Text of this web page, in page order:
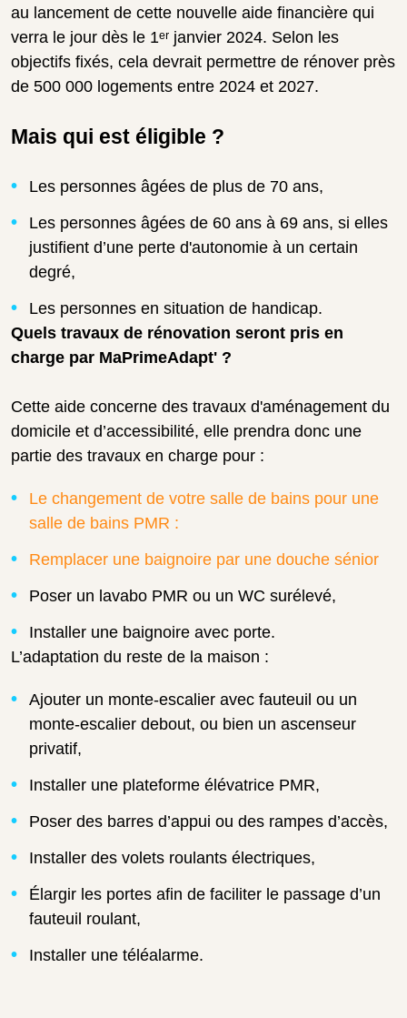
au lancement de cette nouvelle aide financière qui
verra le jour dès le 1ᵉʳ janvier 2024. Selon les
objectifs fixés, cela devrait permettre de rénover près
de 500 000 logements entre 2024 et 2027.
Mais qui est éligible ?
Les personnes âgées de plus de 70 ans,
Les personnes âgées de 60 ans à 69 ans, si elles
justifient d’une perte d'autonomie à un certain
degré,
Les personnes en situation de handicap.
Quels travaux de rénovation seront pris en
charge par MaPrimeAdapt' ?
Cette aide concerne des travaux d'aménagement du
domicile et d’accessibilité, elle prendra donc une
partie des travaux en charge pour :
Le changement de votre salle de bains pour une
salle de bains PMR :
Remplacer une baignoire par une douche sénior
Poser un lavabo PMR ou un WC surélevé,
Installer une baignoire avec porte.
L’adaptation du reste de la maison :
Ajouter un monte-escalier avec fauteuil ou un
monte-escalier debout, ou bien un ascenseur
privatif,
Installer une plateforme élévatrice PMR,
Poser des barres d’appui ou des rampes d’accès,
Installer des volets roulants électriques,
Élargir les portes afin de faciliter le passage d’un
fauteuil roulant,
Installer une téléalarme.